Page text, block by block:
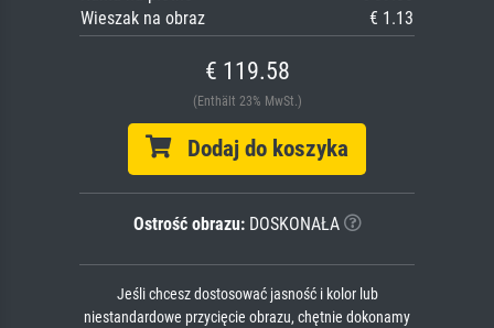
Wieszak na obraz
€ 1.13
€ 119.58
(Enthält 23% MwSt.)
Dodaj do koszyka
Ostrość obrazu:DOSKONAŁA
Jeśli chcesz dostosować jasność i kolor lub
niestandardowe przycięcie obrazu, chętnie dokonamy